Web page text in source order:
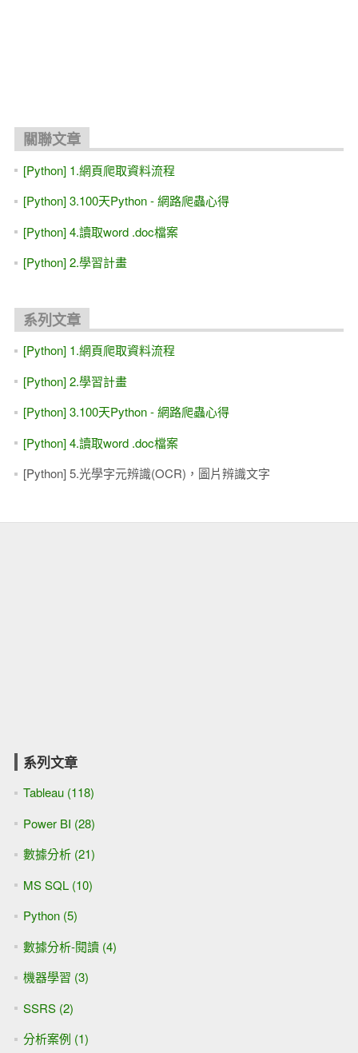
關聯文章
[Python] 1.網頁爬取資料流程
[Python] 3.100天Python - 網路爬蟲心得
[Python] 4.讀取word .doc檔案
[Python] 2.學習計畫
系列文章
[Python] 1.網頁爬取資料流程
[Python] 2.學習計畫
[Python] 3.100天Python - 網路爬蟲心得
[Python] 4.讀取word .doc檔案
[Python] 5.光學字元辨識(OCR)，圖片辨識文字
系列文章
Tableau (118)
Power BI (28)
數據分析 (21)
MS SQL (10)
Python (5)
數據分析-閱讀 (4)
機器學習 (3)
SSRS (2)
分析案例 (1)